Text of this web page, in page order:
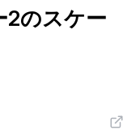
2のスケー